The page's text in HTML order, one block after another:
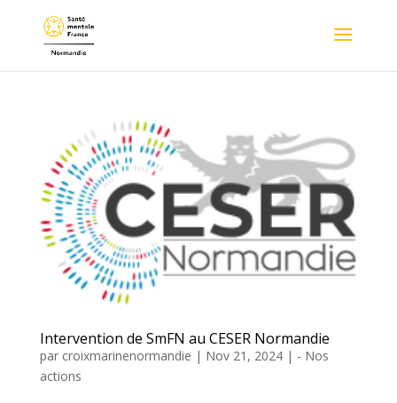
Intervention de SmFN au CESER Normandie
par croixmarinenormandie | Nov 21, 2024| - Nos
actions